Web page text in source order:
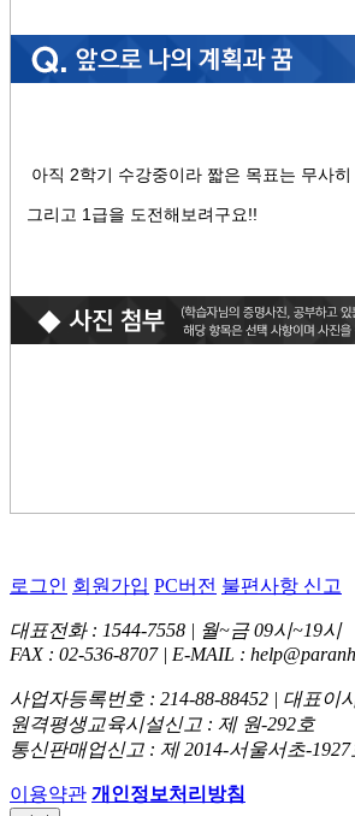
아직 2학기 수강중이라 짧은 목표는 무사
그리고 1급을 도전해보려구요!!
로그인 회원가입 PC버전 불편사항 신고
대표전화 : 1544-7558 | 월~금 09시~19시
FAX : 02-536-8707 | E-MAIL :
사업자등록번호 : 214-88-88452 | 대표이
원격평생교육시설신고 : 제 원-292호
통신판매업신고 : 제 2014-서울서초-
이용약관 개인정보처리방침